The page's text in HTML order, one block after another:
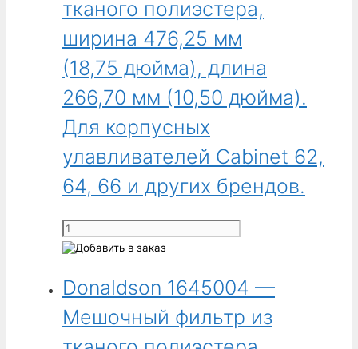
с
хомутом.
Для
мешочных
пылеулавливателей
TH
1500
других
брендов.
фильтр
из
тканого
полиэстера,
ширина
323,85 мм
(12,75 дюйма),
длина
190,50 мм
(7,50 дюйма).
Для
улавливателей
Cabinet
54
и
других
тканого полиэстера,
ширина 476,25 мм
(18,75 дюйма), длина
266,70 мм (10,50 дюйма).
Для корпусных
улавливателей Cabinet 62,
64, 66 и других брендов.
Количество
товара
1645003
-
Мешочный
фильтр
Donaldson 1645004 —
Мешочный фильтр из